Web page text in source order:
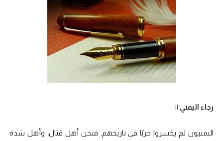
رجاء اليمني ||
اليمنيون لم يخسروا حربًا في تاريخهم. فنحن أهل قتال، وأهل شدة